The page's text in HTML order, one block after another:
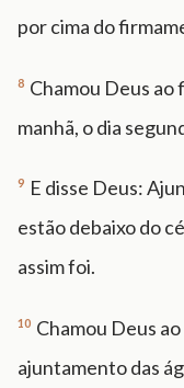
por cima do
8 Chamou Deus ao
manhã, o dia
9 E disse Deus:
estão debaixo do
assim foi.
10 Chamou Deus
ajuntamento das